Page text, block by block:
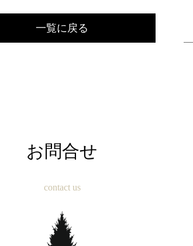
一覧に戻る
お問合せ
contact us